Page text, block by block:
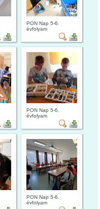
PON Nap 5-6.
évfolyam
PON Nap 5-6.
évfolyam
PON Nap 5-6.
évfolyam